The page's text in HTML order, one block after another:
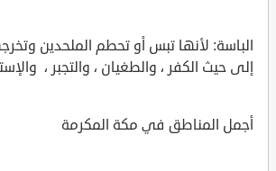
الباسة: لأنها تبس أو تحطم الملحدين
إلى حيث الكفر ، والطغيان ، والتجبر ،
أجمل المناطق في مكة المكرمة